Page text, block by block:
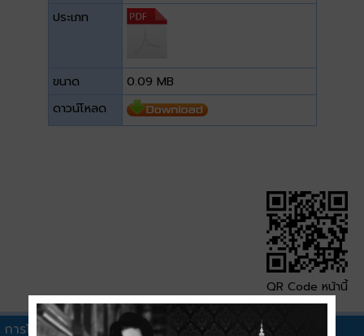
ประเภท
ขนาด
0.09 MB
ดาวน์โหลด
QR Code หน้านี้
การโอนเงินงบประมาณรายจ่ายประจำปีอื่นๆ